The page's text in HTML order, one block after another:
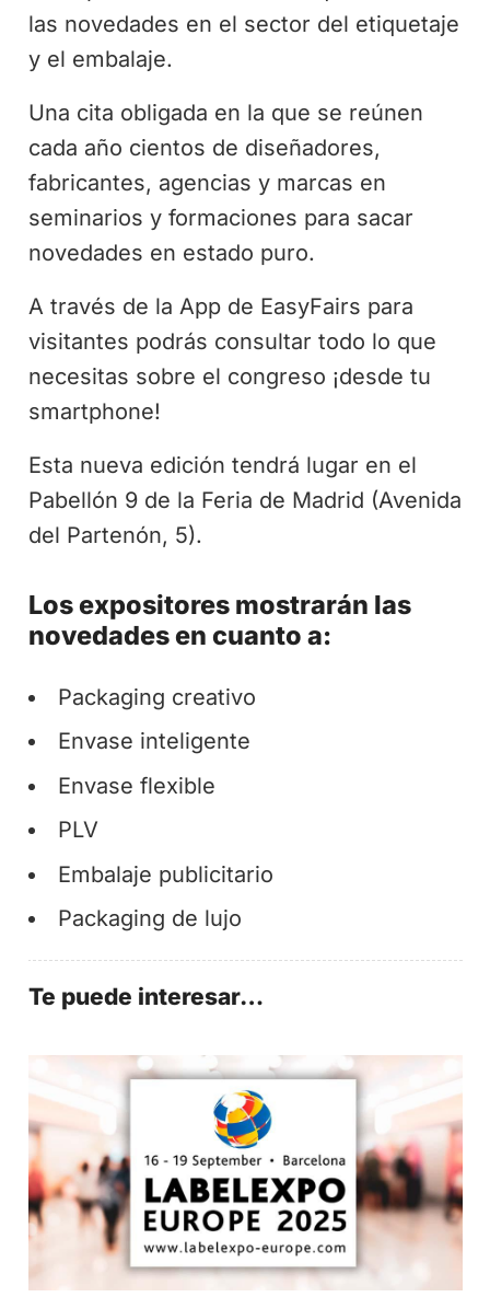
las novedades en el sector del etiquetaje
y el embalaje.
Una cita obligada en la que se reúnen
cada año cientos de diseñadores,
fabricantes, agencias y marcas en
seminarios y formaciones para sacar
novedades en estado puro.
A través de la App de EasyFairs para
visitantes podrás consultar todo lo que
necesitas sobre el congreso ¡desde tu
smartphone!
Esta nueva edición tendrá lugar en el
Pabellón 9 de la Feria de Madrid (Avenida
del Partenón, 5).
Los expositores mostrarán las
novedades en cuanto a:
Packaging creativo
Envase inteligente
Envase flexible
PLV
Embalaje publicitario
Packaging de lujo
Te puede interesar…